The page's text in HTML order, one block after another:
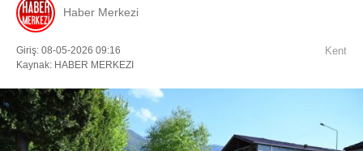
Haber Merkezi
Giriş: 08-05-2026 09:16
Kaynak: HABER MERKEZI
Kent